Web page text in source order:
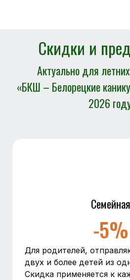
Скидки и
Актуально для
«БКШ – Белорецкие
2026
Семейная
-5%
Для родителей,
двух и более детей из
Скидка применяется к